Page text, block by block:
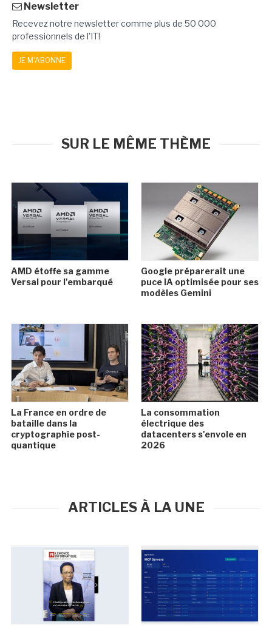
Newsletter
Recevez notre newsletter comme plus de 50 000
professionnels de l'IT!
JE M'ABONNE
SUR LE MÊME THÈME
AMD étoffe sa gamme
Versal pour l'embarqué
Google préparerait une
puce IA optimisée pour ses
modèles Gemini
La France en ordre de
bataille dans la
cryptographie post-
quantique
La consommation
électrique des
datacenters s'envole en
2026
ARTICLES À LA UNE